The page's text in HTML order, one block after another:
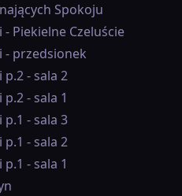
Spokoju
Piekielne Czeluście
- przedsionek
- sala 2
- sala 1
- sala 3
- sala 2
- sala 1